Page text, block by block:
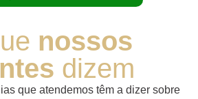
nossos
dizem
que atendemos têm a dizer sobre